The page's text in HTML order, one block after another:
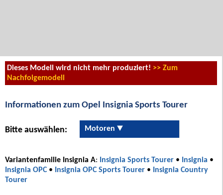
Dieses Modell wird nicht mehr produziert! >> Zum
Nachfolgemodell
Informationen zum Opel Insignia Sports Tourer
Bitte auswählen: Motoren
Variantenfamilie Insignia A: Insignia Sports Tourer • Insignia •
Insignia OPC • Insignia OPC Sports Tourer •
Insignia Country
Tourer